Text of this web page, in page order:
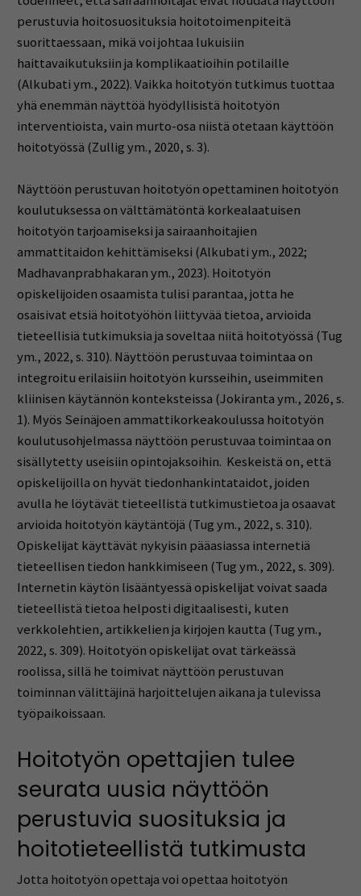
perustuvia hoitosuosituksia hoitotoimenpiteitä
suorittaessaan, mikä voi johtaa lukuisiin
haittavaikutuksiin ja komplikaatioihin potilaille
(Alkubati ym., 2022). Vaikka hoitotyön tutkimus tuottaa
yhä enemmän näyttöä hyödyllisistä hoitotyön
interventioista, vain murto-osa niistä otetaan käyttöön
hoitotyössä (Zullig ym., 2020, s. 3).
Näyttöön perustuvan hoitotyön opettaminen hoitotyön
koulutuksessa on välttämätöntä korkealaatuisen
hoitotyön tarjoamiseksi ja sairaanhoitajien
ammattitaidon kehittämiseksi (Alkubati ym., 2022;
Madhavanprabhakaran ym., 2023). Hoitotyön
opiskelijoiden osaamista tulisi parantaa, jotta he
osaisivat etsiä hoitotyöhön liittyvää tietoa, arvioida
tieteellisiä tutkimuksia ja soveltaa niitä hoitotyössä (Tug
ym., 2022, s. 310). Näyttöön perustuvaa toimintaa on
integroitu erilaisiin hoitotyön kursseihin, useimmiten
kliinisen käytännön konteksteissa (Jokiranta ym., 2026, s.
1). Myös Seinäjoen ammattikorkeakoulussa hoitotyön
koulutusohjelmassa näyttöön perustuvaa toimintaa on
sisällytetty useisiin opintojaksoihin. Keskeistä on, että
opiskelijoilla on hyvät tiedonhankintataidot, joiden
avulla he löytävät tieteellistä tutkimustietoa ja osaavat
arvioida hoitotyön käytäntöjä (Tug ym., 2022, s. 310).
Opiskelijat käyttävät nykyisin pääasiassa internetiä
tieteellisen tiedon hankkimiseen (Tug ym., 2022, s. 309).
Internetin käytön lisääntyessä opiskelijat voivat saada
tieteellistä tietoa helposti digitaalisesti, kuten
verkkolehtien, artikkelien ja kirjojen kautta (Tug ym.,
2022, s. 309). Hoitotyön opiskelijat ovat tärkeässä
roolissa, sillä he toimivat näyttöön perustuvan
toiminnan välittäjinä harjoittelujen aikana ja tulevissa
työpaikoissaan.
Hoitotyön opettajien tulee
seurata uusia näyttöön
perustuvia suosituksia ja
hoitotieteellistä tutkimusta
Jotta hoitotyön opettaja voi opettaa hoitotyön